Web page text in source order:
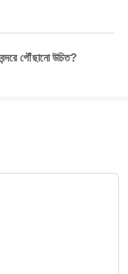
পৌঁছানো উচিত?